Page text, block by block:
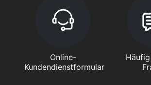
Online-
Kundendienstformular